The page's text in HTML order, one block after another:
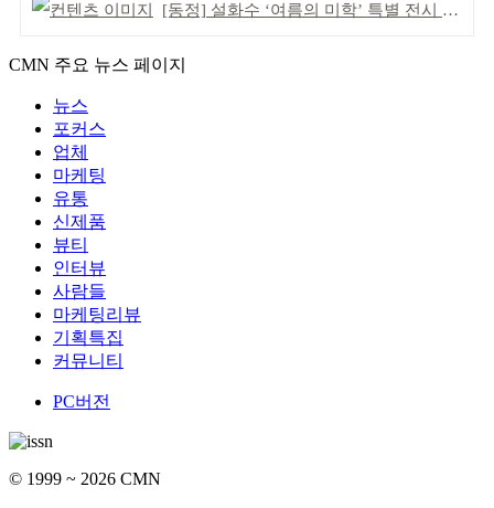
[동정] 설화수 ‘여름의 미학’ 특별 전시 개최
CMN 주요 뉴스 페이지
뉴스
포커스
업체
마케팅
유통
신제품
뷰티
인터뷰
사람들
마케팅리뷰
기획특집
커뮤니티
PC버전
© 1999 ~ 2026 CMN